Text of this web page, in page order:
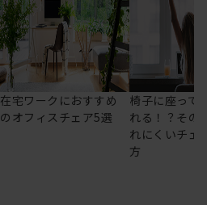
在宅ワークにおすすめ
のオフィスチェア5選
椅子に座って
れる！？その
れにくいチェ
方